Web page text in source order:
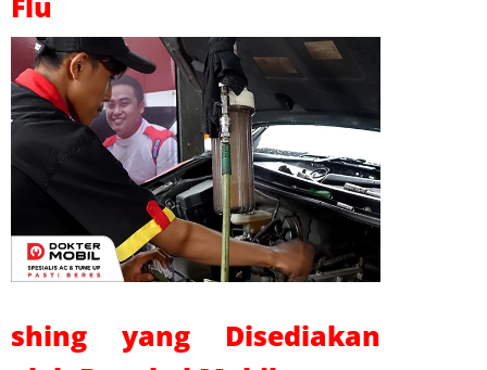
shing yang Disediakan